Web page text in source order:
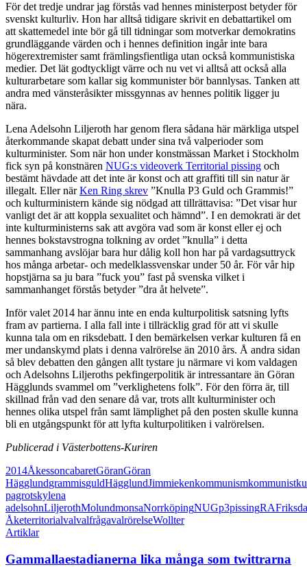
För det tredje undrar jag förstås vad hennes ministerpost betyder för
svenskt kulturliv. Hon har alltså tidigare skrivit en debattartikel om
att skattemedel inte bör gå till tidningar som motverkar demokratins
grundläggande värden och i hennes definition ingår inte bara
högerextremister samt främlingsfientliga utan också kommunistiska
medier. Det lät godtyckligt värre och nu vet vi alltså att också alla
kulturarbetare som kallar sig kommunister bör bannlysas. Tanken att
andra med vänsteråsikter missgynnas av hennes politik ligger ju
nära.
Lena Adelsohn Liljeroth har genom flera sådana här märkliga utspel
återkommande skapat debatt under sina två valperioder som
kulturminister. Som när hon under konstmässan Market i Stockholm
fick syn på konstnären NUG:s videoverk Territorial pissing och
bestämt hävdade att det inte är konst och att graffiti till sin natur är
illegalt. Eller närKen Ring skrev ”Knulla P3 Guld och Grammis!”
och kulturministern kände sig nödgad att tillrättavisa: ”Det visar hur
vanligt det är att koppla sexualitet och hämnd”. I en demokrati är det
inte kulturministerns sak att avgöra vad som är konst eller ej och
hennes bokstavstrogna tolkning av ordet ”knulla” i detta
sammanhang avslöjar bara hur dålig koll hon har på vardagsuttryck
hos många arbetar- och medelklassvenskar under 50 år. För vår hip
hopstjärna sa ju bara ”fuck you” fast på svenska vilket i
sammanhanget förstås betyder ”dra åt helvete”.
Inför valet 2014 har ännu inte en enda kulturpolitisk satsning lyfts
fram av partierna. I alla fall inte i tillräcklig grad för att vi skulle
kunna tala om en riksdebatt. I den bemärkelsen verkar kulturen få en
mer undanskymd plats i denna valrörelse än 2010 års. Å andra sidan
så blev debatten den gången allt tystare ju närmare vi kom valdagen
och Adelsohns Liljeroths pekfingerpolitik är intressantare än Göran
Hägglunds svammel om ”verklighetens folk”. För den förra är, till
skillnad från vad den senare då var, trots allt kulturminister och
hennes olika utspel från samt lämplighet på den posten skulle kunna
bli en utgångspunkt för att lyfta kulturpolitiken i valrörelsen.
Publicerad i Västerbottens-Kuriren
2014ÅkessoncabaretGöranGöran
HägglundgrammisguldHägglundJimmiekenkommunismkommunist
pagrotskylena
adelsohnLiljerothMolundmonsaNorrköpingNUGp3pissingRAF
ÅketerritorialvalvalfrågavalrörelseWollter
Artiklar
Gammallaestadianerna lika många som twittrarna